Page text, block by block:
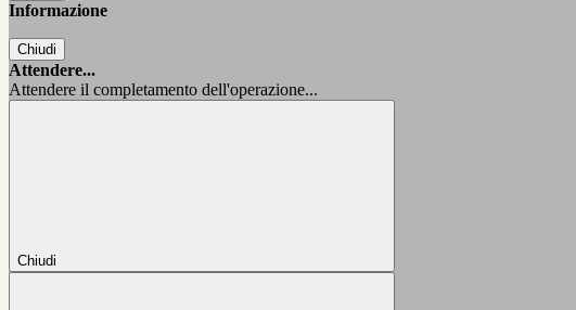
Informazione
Chiudi
Attendere...
Attendere il completamento dell'operazione...
Chiudi